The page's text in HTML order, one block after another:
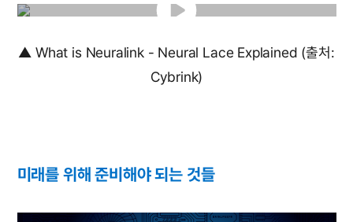
▲ What is Neuralink - Neural Lace Explained (출처:
Cybrink)
미래를 위해 준비해야 되는 것들